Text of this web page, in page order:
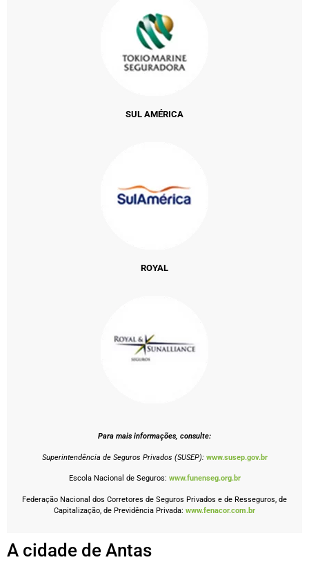
SUL AMÉRICA
ROYAL
Para mais informações, consulte:
Superintendência de Seguros Privados (SUSEP): www.susep.gov.br
Escola Nacional de Seguros: www.funenseg.org.br
Federação Nacional dos Corretores de Seguros Privados e de Resseguros, de
Capitalização, de Previdência Privada: www.fenacor.com.br
A cidade de Antas